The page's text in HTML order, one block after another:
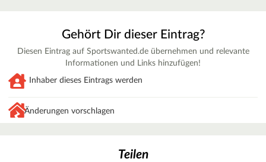
Gehört Dir dieser Eintrag?
Diesen Eintrag auf Sportswanted.de übernehmen und relevante
Informationen und Links hinzufügen!
Inhaber dieses Eintrags werden
Änderungen vorschlagen
Teilen